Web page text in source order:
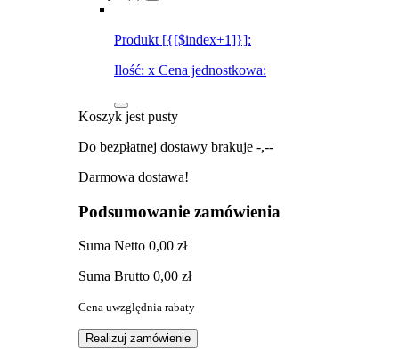
Produkt [{[$index+1]}]:
Ilość: x Cena jednostkowa:
Koszyk jest pusty
Do bezpłatnej dostawy brakuje -,--
Darmowa dostawa!
Podsumowanie zamówienia
Suma Netto 0,00 zł
Suma Brutto 0,00 zł
Cena uwzględnia rabaty
Realizuj zamówienie